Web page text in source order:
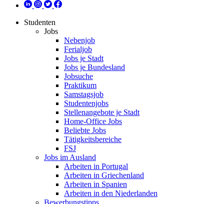
Studenten
Jobs
Nebenjob
Ferialjob
Jobs je Stadt
Jobs je Bundesland
Jobsuche
Praktikum
Samstagsjob
Studentenjobs
Stellenangebote je Stadt
Home-Office Jobs
Beliebte Jobs
Tätigkeitsbereiche
FSJ
Jobs im Ausland
Arbeiten in Portugal
Arbeiten in Griechenland
Arbeiten in Spanien
Arbeiten in den Niederlanden
Bewerbungstipps